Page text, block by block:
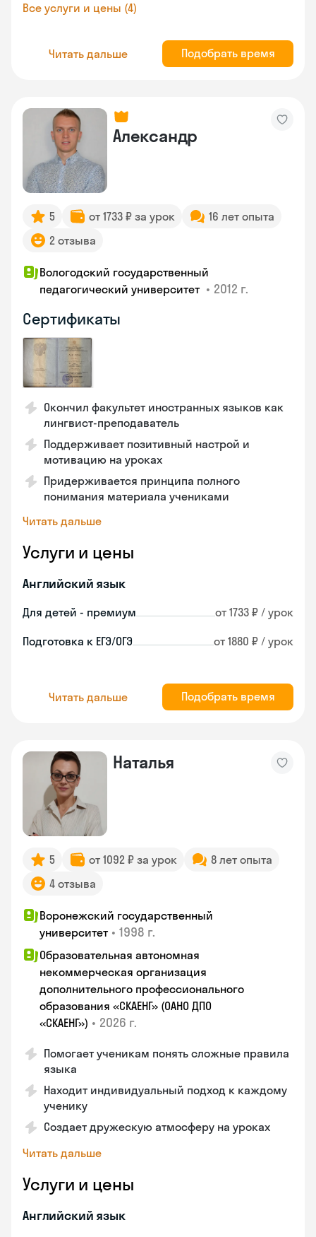
Все услуги и цены (4)
Читать дальше Подобрать время
Александр
5 от 1733 ₽ за урок
16 лет опыта
2 отзыва
Вологодский государственный
педагогический университет • 2012 г.
Сертификаты
Окончил факультет иностранных языков как
лингвист-преподаватель
Поддерживает позитивный настрой и
мотивацию на уроках
Придерживается принципа полного
понимания материала учениками
Читать дальше
Услуги и цены
Английский язык
Для детей - премиум от 1733 ₽ / урок
Подготовка к ЕГЭ/ОГЭ от 1880 ₽ / урок
Читать дальше Подобрать время
Наталья
5 от 1092 ₽ за урок
8 лет опыта
4 отзыва
Воронежский государственный
университет • 1998 г.
Образовательная автономная
некоммерческая организация
дополнительного профессионального
образования «СКАЕНГ» (ОАНО ДПО
«СКАЕНГ») • 2026 г.
Помогает ученикам понять сложные правила
языка
Находит индивидуальный подход к каждому
ученику
Создает дружескую атмосферу на уроках
Читать дальше
Услуги и цены
Английский язык